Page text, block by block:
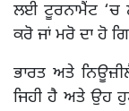
ਲਈ ਟੂਰਨਾਮੈਂਟ ‘ਚ
ਕਰੋ ਜਾਂ ਮਰੋ ਦਾ ਹੋ
ਭਾਰਤ ਅਤੇ
ਜਿਹੀ ਹੈ ਅਤੇ ਉਹ